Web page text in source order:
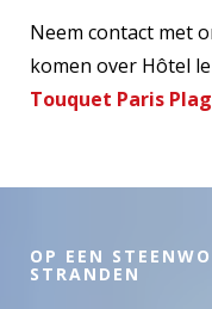
Neem contact met
komen over Hôtel le
Touquet Paris
OP EEN
STRANDEN